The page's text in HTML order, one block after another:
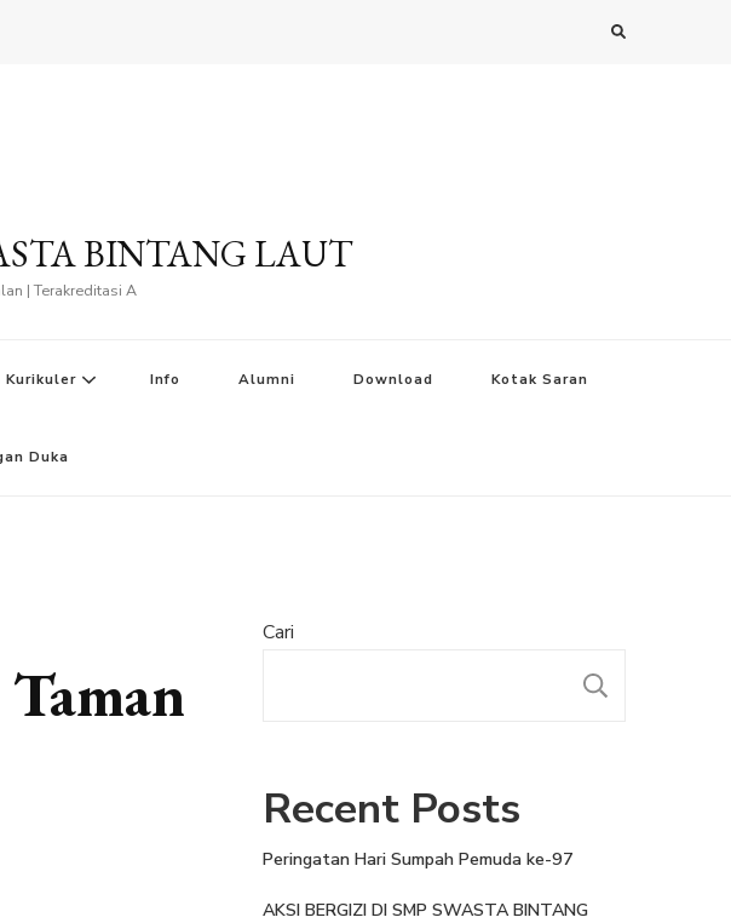
BINTANG LAUT
| Terakreditasi A
Kurikuler Info Alumni Download Kotak Saran
Duka
Cari
Recent Posts
Peringatan Hari Sumpah Pemuda ke-97
AKSI BERGIZI DI SMP SWASTA BINTANG